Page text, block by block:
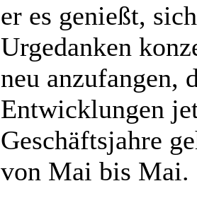
er es genießt,
Urgedanken
neu anzufangen,
Entwicklungen
Geschäftsjahre
von Mai bis Mai.